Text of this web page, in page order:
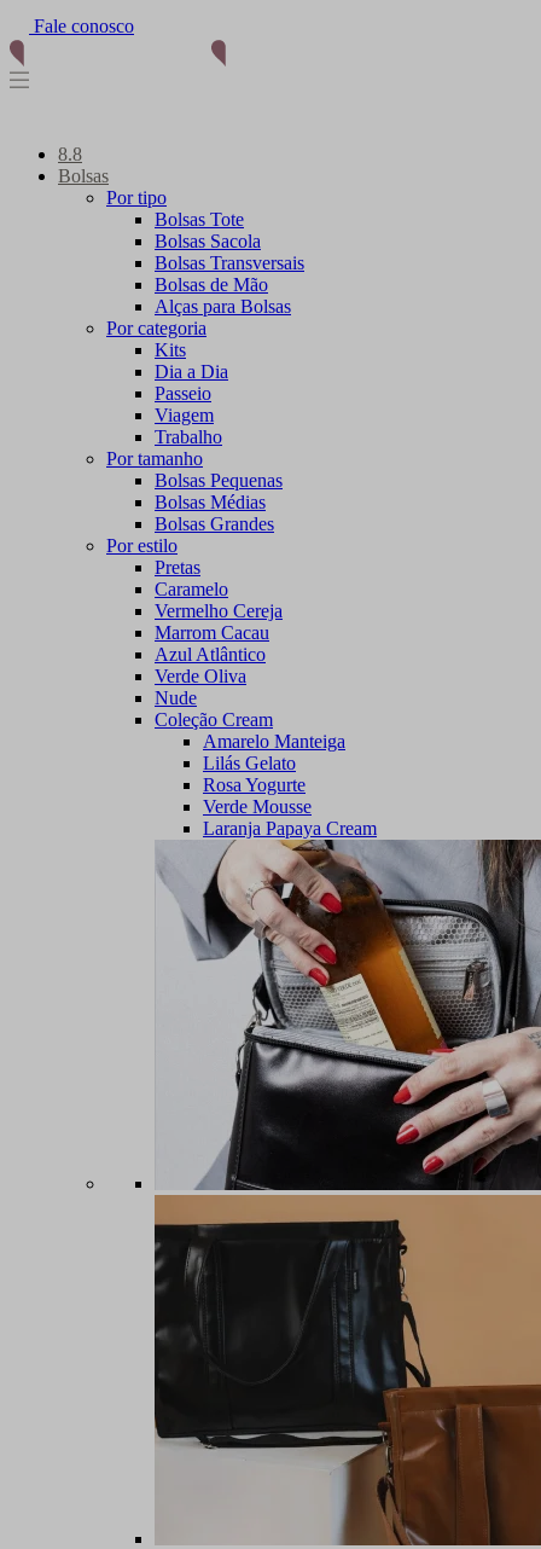
(11) 96012-2976
Fale conosco
8.8
Bolsas
Por tipo
Bolsas Tote
Bolsas Sacola
Bolsas Transversais
Bolsas de Mão
Alças para Bolsas
Por categoria
Kits
Dia a Dia
Passeio
Viagem
Trabalho
Por tamanho
Bolsas Pequenas
Bolsas Médias
Bolsas Grandes
Por estilo
Pretas
Caramelo
Vermelho Cereja
Marrom Cacau
Azul Atlântico
Verde Oliva
Nude
Coleção Cream
Amarelo Manteiga
Lilás Gelato
Rosa Yogurte
Verde Mousse
Laranja Papaya Cream